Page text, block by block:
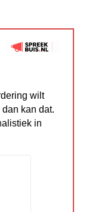
wilt
kan dat.
in